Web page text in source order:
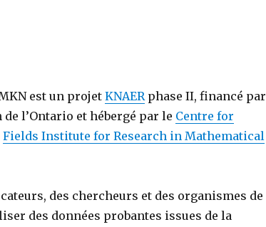
est un projet KNAERphase II, financé par
l’Ontario et hébergé par le Centre for
Fields Institute for Research in Mathematical
des chercheurs et des organismes de
des données probantes issues de la